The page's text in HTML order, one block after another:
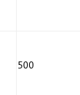
500